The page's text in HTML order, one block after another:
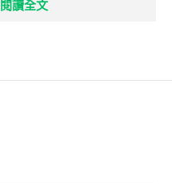
閱讀全文